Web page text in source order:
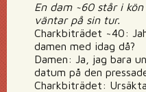
En dam ~60 står i
väntar på sin tur.
Charkbiträdet ~40:
damen med idag då?
Damen: Ja, jag bara
datum på den
Charkbiträdet: